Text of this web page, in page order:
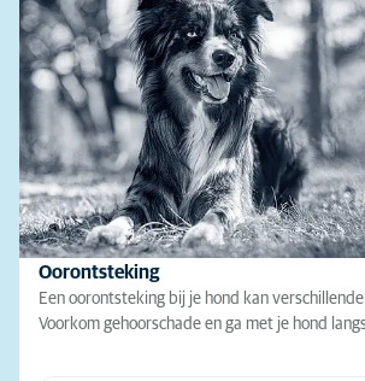
Oorontsteking
Een oorontsteking bij je hond kan
Voorkom gehoorschade en ga met je hond